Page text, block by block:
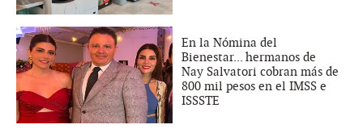
En la Nómina del
Bienestar... hermanos de
Nay Salvatori cobran más de
800 mil pesos en el IMSS e
ISSSTE